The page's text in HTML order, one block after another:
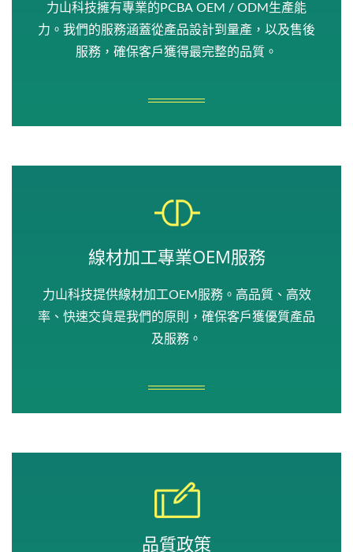
力山科技擁有專業的PCBA OEM / ODM生產能
力。我們的服務涵蓋從產品設計到量產，以及售後
服務，確保客戶獲得最完整的品質。
線材加工專業OEM服務
力山科技提供線材加工OEM服務。高品質、高效
率、快速交貨是我們的原則，確保客戶獲優質產品
及服務。
品質政策